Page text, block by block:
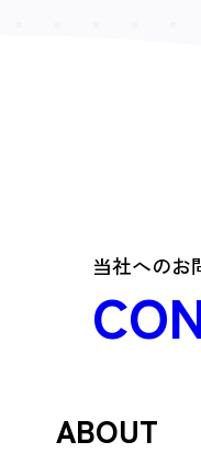
当社へのお
ABOUT